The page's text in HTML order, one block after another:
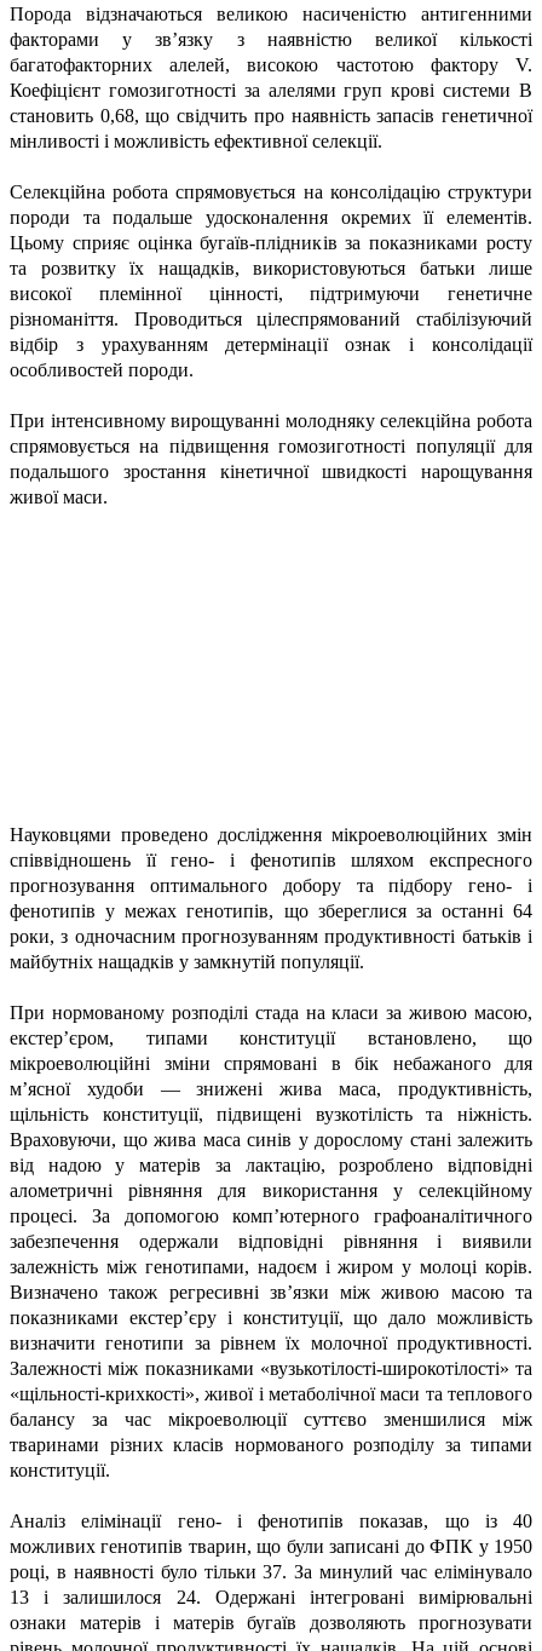
Порода відзначаються великою насиченістю антигенними
факторами у зв’язку з наявністю великої кількості
багатофакторних алелей, високою частотою фактору V.
Коефіцієнт гомозиготності за алелями груп крові системи В
становить 0,68, що свідчить про наявність запасів генетичної
мінливості і можливість ефективної селекції.
Селекційна робота спрямовується на консолідацію структури
породи та подальше удосконалення окремих її елементів.
Цьому сприяє оцінка бугаїв-плідників за показниками росту
та розвитку їх нащадків, використовуються батьки лише
високої племінної цінності, підтримуючи генетичне
різноманіття. Проводиться цілеспрямований стабілізуючий
відбір з урахуванням детермінації ознак і консолідації
особливостей породи.
При інтенсивному вирощуванні молодняку селекційна робота
спрямовується на підвищення гомозиготності популяції для
подальшого зростання кінетичної швидкості нарощування
живої маси.
Науковцями проведено дослідження мікроеволюційних змін
співвідношень її гено- і фенотипів шляхом експресного
прогнозування оптимального добору та підбору гено- і
фенотипів у межах генотипів, що збереглися за останні 64
роки, з одночасним прогнозуванням продуктивності батьків і
майбутніх нащадків у замкнутій популяції.
При нормованому розподілі стада на класи за живою масою,
екстер’єром, типами конституції встановлено, що
мікроеволюційні зміни спрямовані в бік небажаного для
м’ясної худоби — знижені жива маса, продуктивність,
щільність конституції, підвищені вузкотілість та ніжність.
Враховуючи, що жива маса синів у дорослому стані залежить
від надою у матерів за лактацію, розроблено відповідні
алометричні рівняння для використання у селекційному
процесі. За допомогою комп’ютерного графоаналітичного
забезпечення одержали відповідні рівняння і виявили
залежність між генотипами, надоєм і жиром у молоці корів.
Визначено також регресивні зв’язки між живою масою та
показниками екстер’єру і конституції, що дало можливість
визначити генотипи за рівнем їх молочної продуктивності.
Залежності між показниками «вузькотілості-широкотілості» та
«щільності-крихкості», живої і метаболічної маси та теплового
балансу за час мікроеволюції суттєво зменшилися між
тваринами різних класів нормованого розподілу за типами
конституції.
Аналіз елімінації гено- і фенотипів показав, що із 40
можливих генотипів тварин, що були записані до ФПК у 1950
році, в наявності було тільки 37. За минулий час елімінувало
13 і залишилося 24. Одержані інтегровані вимірювальні
ознаки матерів і матерів бугаїв дозволяють прогнозувати